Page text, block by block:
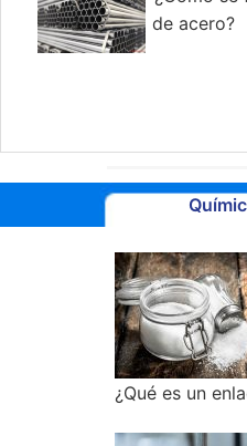
de acero?
¿Qué es un